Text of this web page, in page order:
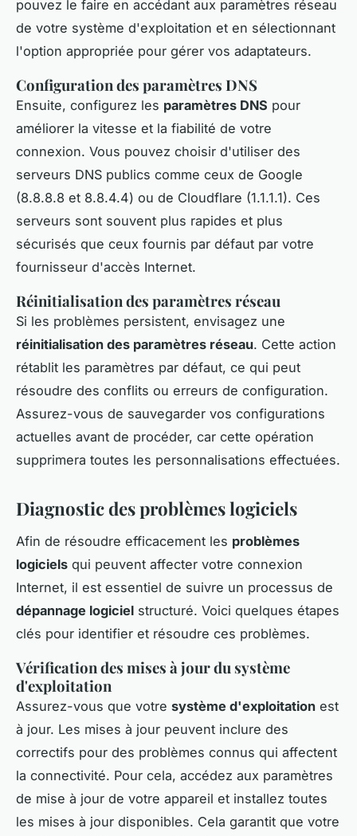
pouvez le faire en accédant aux paramètres réseau
de votre système d'exploitation et en sélectionnant
l'option appropriée pour gérer vos adaptateurs.
Configuration des paramètres DNS
Ensuite, configurez les paramètres DNS pour
améliorer la vitesse et la fiabilité de votre
connexion. Vous pouvez choisir d'utiliser des
serveurs DNS publics comme ceux de Google
(8.8.8.8 et 8.8.4.4) ou de Cloudflare (1.1.1.1). Ces
serveurs sont souvent plus rapides et plus
sécurisés que ceux fournis par défaut par votre
fournisseur d'accès Internet.
Réinitialisation des paramètres réseau
Si les problèmes persistent, envisagez une
réinitialisation des paramètres réseau. Cette action
rétablit les paramètres par défaut, ce qui peut
résoudre des conflits ou erreurs de configuration.
Assurez-vous de sauvegarder vos configurations
actuelles avant de procéder, car cette opération
supprimera toutes les personnalisations effectuées.
Diagnostic des problèmes logiciels
Afin de résoudre efficacement les problèmes
logiciels qui peuvent affecter votre connexion
Internet, il est essentiel de suivre un processus de
dépannage logiciel structuré. Voici quelques étapes
clés pour identifier et résoudre ces problèmes.
Vérification des mises à jour du système
d'exploitation
Assurez-vous que votre système d'exploitation est
à jour. Les mises à jour peuvent inclure des
correctifs pour des problèmes connus qui affectent
la connectivité. Pour cela, accédez aux paramètres
de mise à jour de votre appareil et installez toutes
les mises à jour disponibles. Cela garantit que votre